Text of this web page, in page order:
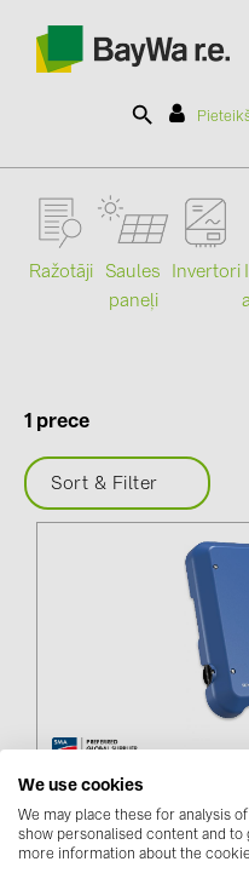
SOLAR-PLANIT
Jaunumi
Katalogi
Invertori (105)
Invertoru aksesuāri (82)
Enerģijas uzglabāšana
Ražotāji
Saules
paneļi
Invertori
1 prece
Sort & Filter
SMA Sunny Tripower
3AV-40)
Piesakieties, lai redzētu
We use cookies
We may place these for analysis
show personalised content and to
more information about the